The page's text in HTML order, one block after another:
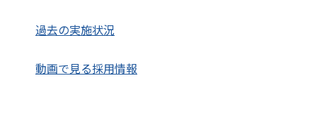
過去の実施状況
動画で見る採用情報